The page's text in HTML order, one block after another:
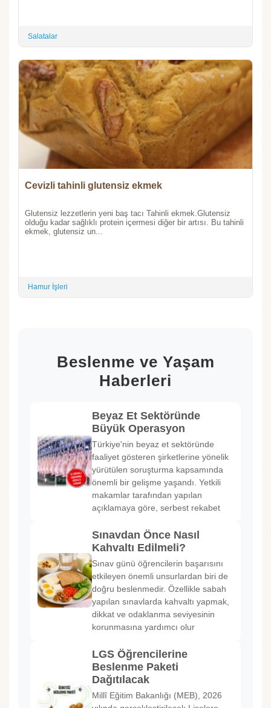
Salatalar
Cevizli tahinli glutensiz ekmek
Glutensiz lezzetlerin yeni baş tacı Tahinli ekmek.Glutensiz
olduğu kadar sağlıklı protein içermesi diğer bir artısı. Bu tahinli
ekmek, glutensiz un...
Hamur İşleri
Beslenme ve Yaşam
Haberleri
Beyaz Et Sektöründe
Büyük Operasyon
Türkiye'nin beyaz et sektöründe
faaliyet gösteren şirketlerine yönelik
yürütülen soruşturma kapsamında
önemli bir gelişme yaşandı. Yetkili
makamlar tarafından yapılan
açıklamaya göre, serbest rekabet
Sınavdan Önce Nasıl
Kahvaltı Edilmeli?
Sınav günü öğrencilerin başarısını
etkileyen önemli unsurlardan biri de
doğru beslenmedir. Özellikle sabah
yapılan sınavlarda kahvaltı yapmak,
dikkat ve odaklanma seviyesinin
korunmasına yardımcı olur
LGS Öğrencilerine
Beslenme Paketi
Dağıtılacak
Millî Eğitim Bakanlığı (MEB), 2026